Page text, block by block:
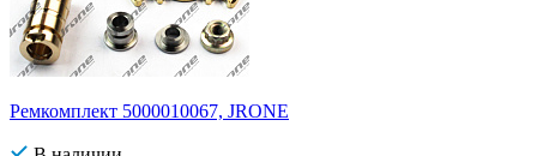
Ремкомплект 5000010067, JRONE